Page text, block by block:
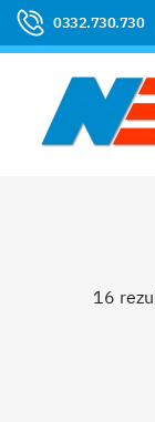
0332.730.730
16